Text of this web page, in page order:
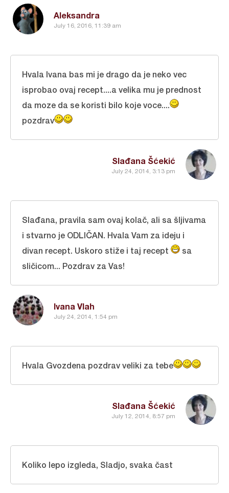
Aleksandra
July 16, 2016, 11:39 am
Slađana Šćekić
July 24, 2014, 3:13 pm
Hvala Ivana bas mi je drago da je neko vec
isprobao ovaj recept....a velika mu je prednost
da moze da se koristi bilo koje voce....
pozdrav
Ivana Vlah
July 24, 2014, 1:54 pm
Slađana, pravila sam ovaj kolač, ali sa šljivama
i stvarno je ODLIČAN. Hvala Vam za ideju i
divan recept. Uskoro stiže i taj recept
sa
sličicom... Pozdrav za Vas!
Slađana Šćekić
July 12, 2014, 8:57 pm
Hvala Gvozdena pozdrav veliki za tebe
Koliko lepo izgleda, Sladjo, svaka čast